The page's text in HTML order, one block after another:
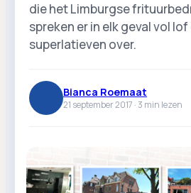
die het Limburgse
spreken er in elk geval vol lof
superlatieven over.
Bianca Roemaat
21 september 2017 ·3 min lezen